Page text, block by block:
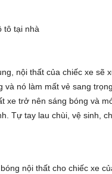
tô tại nhà
nội thất của chiếc xe sẽ
và nó làm mất vẻ sang
xe trở nên sáng bóng và
Tự tay lau chùi, vệ sinh,
nội thất cho chiếc xe